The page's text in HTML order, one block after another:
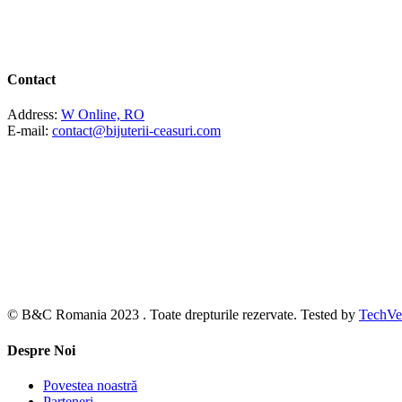
Contact
Address: W Online, RO
E-mail: contact@bijuterii-ceasuri.com
© B&C Romania 2023 . Toate drepturile rezervate. Tested by
Despre Noi
Povestea noastră